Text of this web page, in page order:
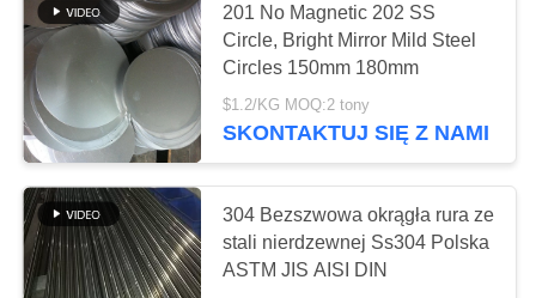
NAMI
AKTUALNOŚCI
POPROSIĆ
O
WYCENĘ
Płyta ze stali
nierdzewnej 316
201 No Magnetic 202 SS
Circle, Bright Mirror Mild Steel
Circles 150mm 180mm
$1.2/KG MOQ:2 tony
SKONTAKTUJ SIĘ Z NAMI
304 Bezszwowa okrągła rura ze
stali nierdzewnej Ss304 Polska
ASTM JIS AISI DIN